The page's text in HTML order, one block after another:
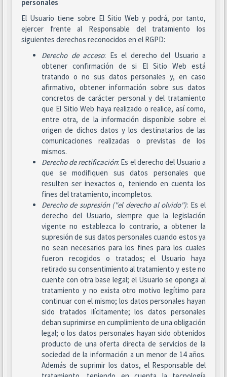
personales
El Usuario tiene sobre El Sitio Web y podrá, por tanto,
ejercer frente al Responsable del tratamiento los
siguientes derechos reconocidos en el RGPD:
Derecho de acceso: Es el derecho del Usuario a
obtener confirmación de si El Sitio Web está
tratando o no sus datos personales y, en caso
afirmativo, obtener información sobre sus datos
concretos de carácter personal y del tratamiento
que El Sitio Web haya realizado o realice, así como,
entre otra, de la información disponible sobre el
origen de dichos datos y los destinatarios de las
comunicaciones realizadas o previstas de los
mismos.
Derecho de rectificación: Es el derecho del Usuario a
que se modifiquen sus datos personales que
resulten ser inexactos o, teniendo en cuenta los
fines del tratamiento, incompletos.
Derecho de supresión ("el derecho al olvido"): Es el
derecho del Usuario, siempre que la legislación
vigente no establezca lo contrario, a obtener la
supresión de sus datos personales cuando estos ya
no sean necesarios para los fines para los cuales
fueron recogidos o tratados; el Usuario haya
retirado su consentimiento al tratamiento y este no
cuente con otra base legal; el Usuario se oponga al
tratamiento y no exista otro motivo legítimo para
continuar con el mismo; los datos personales hayan
sido tratados ilícitamente; los datos personales
deban suprimirse en cumplimiento de una obligación
legal; o los datos personales hayan sido obtenidos
producto de una oferta directa de servicios de la
sociedad de la información a un menor de 14 años.
Además de suprimir los datos, el Responsable del